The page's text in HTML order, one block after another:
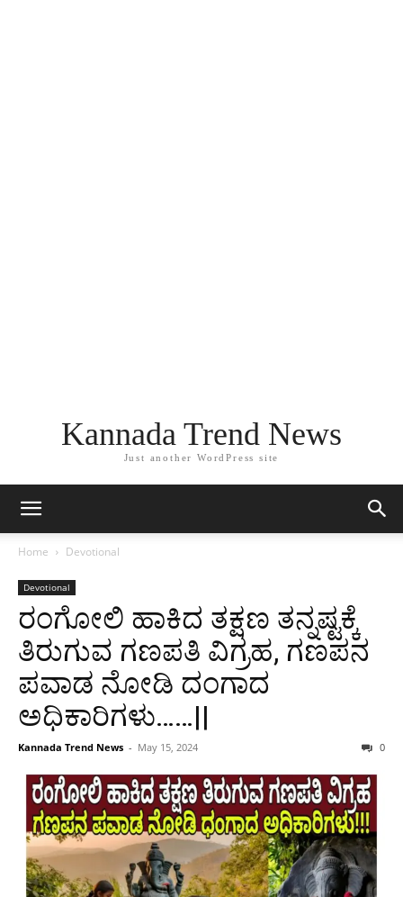
Kannada Trend News
Just another WordPress site
Home Devotional
Devotional
ರಂಗೋಲಿ ಹಾಕಿದ ತಕ್ಷಣ ತನ್ನಷ್ಟಕ್ಕೆ
ತಿರುಗುವ ಗಣಪತಿ ವಿಗ್ರಹ, ಗಣಪನ
ಪವಾಡ ನೋಡಿ ದಂಗಾದ
ಅಧಿಕಾರಿಗಳು……||
Kannada Trend News - May 15, 2024 0